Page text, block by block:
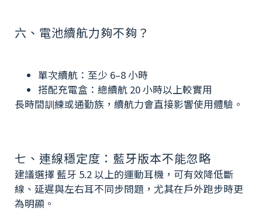
六、 電池續航力夠不夠？
單次續航：至少 6–8 小時
搭配充電盒：總續航 20 小時以上較實用
長時間訓練或通勤族，續航力會直接影響使用體驗。
七、連線穩定度：藍牙版本不能忽略
建議選擇 藍牙 5.2 以上的運動耳機，可有效降低斷
線、延遲與左右耳不同步問題，尤其在戶外跑步時更
為明顯。